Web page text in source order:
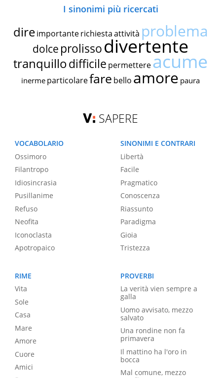
I sinonimi più ricercati
dire importante richiestaattività problema
dolce prolissodivertente
tranquillodifficile permettereacume
inerme particolarefare bello amore paura
SAPERE
VOCABOLARIO
Ossimoro
Filantropo
Idiosincrasia
Pusillanime
Refuso
Neofita
Iconoclasta
Apotropaico
SINONIMI E CONTRARI
Libertà
Facile
Pragmatico
Conoscenza
Riassunto
Paradigma
Gioia
Tristezza
RIME
Vita
Sole
Casa
Mare
Amore
Cuore
Amici
PROVERBI
La verità vien sempre a
galla
Uomo avvisato, mezzo
salvato
Una rondine non fa
primavera
Il mattino ha l'oro in
bocca
Mal comune, mezzo